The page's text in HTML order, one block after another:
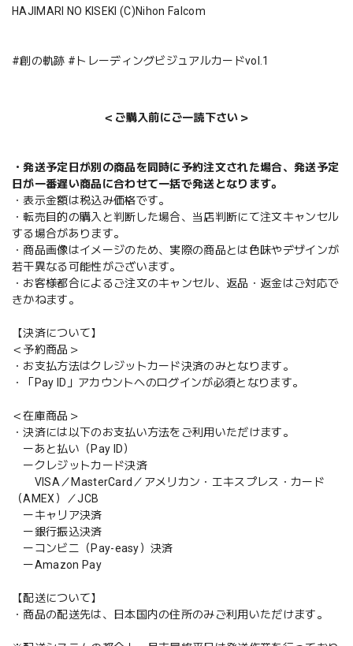
HAJIMARI NO KISEKI (C)Nihon Falcom
#創の軌跡 #トレーディングビジュアルカードvol.1
＜ご購入前にご一読下さい＞
・発送予定日が別の商品を同時に予約注文された場合、発送予定
日が一番遅い商品に合わせて一括で発送となります。
・表示金額は税込み価格です。
・転売目的の購入と判断した場合、当店判断にて注文キャンセル
する場合があります。
・商品画像はイメージのため、実際の商品とは色味やデザインが
若干異なる可能性がございます。
・お客様都合によるご注文のキャンセル、返品・返金はご対応で
きかねます。
【決済について】
＜予約商品＞
・お支払方法はクレジットカード決済のみとなります。
・「Pay ID」アカウントへのログインが必須となります。
＜在庫商品＞
・決済には以下のお支払い方法をご利用いただけます。
ーあと払い（Pay ID）
ークレジットカード決済
VISA／MasterCard／アメリカン・エキスプレス・カード
（AMEX）／JCB
ーキャリア決済
ー銀行振込決済
ーコンビニ（Pay-easy）決済
ーAmazon Pay
【配送について】
・商品の配送先は、日本国内の住所のみご利用いただけます。